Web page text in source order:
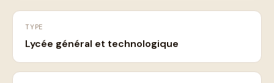
TYPE
Lycée général et technologique